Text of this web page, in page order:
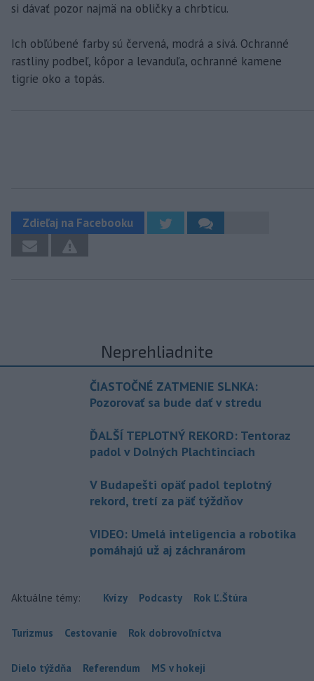
si dávať pozor najmä na obličky a chrbticu.
Ich obľúbené farby sú červená, modrá a sivá. Ochranné
rastliny podbeľ, kôpor a levanduľa, ochranné kamene
tigrie oko a topás.
Zdieľaj na Facebooku
Neprehliadnite
ČIASTOČNÉ ZATMENIE SLNKA:
Pozorovať sa bude dať v stredu
ĎALŠÍ TEPLOTNÝ REKORD: Tentoraz
padol v Dolných Plachtinciach
V Budapešti opäť padol teplotný
rekord, tretí za päť týždňov
VIDEO: Umelá inteligencia a robotika
pomáhajú už aj záchranárom
Aktuálne témy: Kvízy Podcasty Rok Ľ.Štúra
Turizmus Cestovanie Rok dobrovoľníctva
Dielo týždňa Referendum MS v hokeji